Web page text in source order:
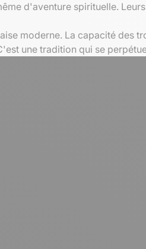
d'aventure spirituelle.
moderne. La capacité des
une tradition qui se